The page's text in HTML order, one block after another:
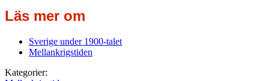
Läs mer om
Sverige under 1900-talet
Mellankrigstiden
Kategorier: